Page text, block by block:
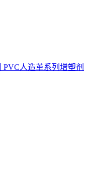
PVC人造革系列增塑剂